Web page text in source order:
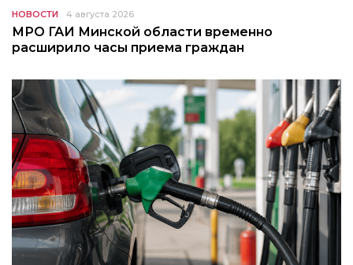
НОВОСТИ 4 августа 2026
МРО ГАИ Минской области временно
расширило часы приема граждан